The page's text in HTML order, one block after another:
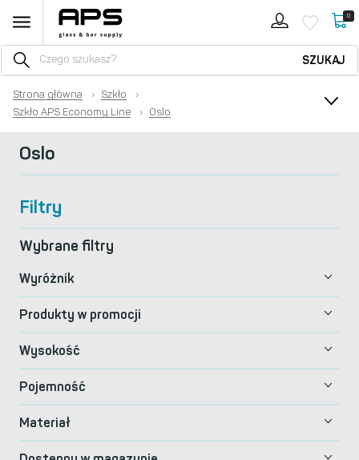
0
SZUKAJ
Strona główna › Szkło
›
Szkło APS Economy Line
› Oslo
Oslo
Filtry
Wybrane filtry
Wyróżnik
Produkty w promocji
Wysokość
Pojemność
Materiał